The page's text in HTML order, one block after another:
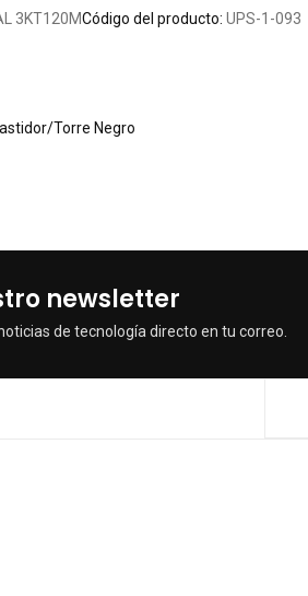
3KT120MCódigo del producto: UPS-1-093
Torre Negro
newsletter
de tecnología directo en tu correo.